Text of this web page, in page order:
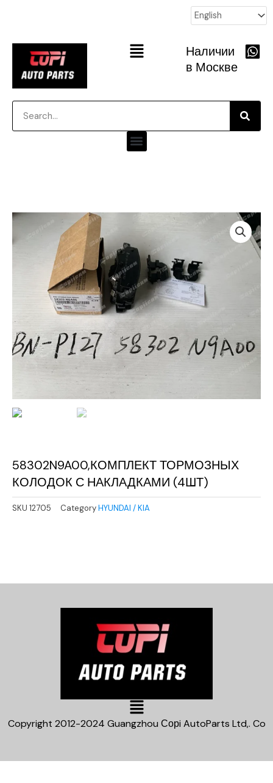
Main
Наличии
в Москве
Menu
58302N9A00,КОМПЛЕКТ ТОРМОЗНЫХ
КОЛОДОК С НАКЛАДКАМИ (4ШТ)
SKU 12705 CategoryHYUNDAI / KIA
Main
Menu
Copyright 2012-2024 Guangzhou Сорi AutoParts Ltd,. Co